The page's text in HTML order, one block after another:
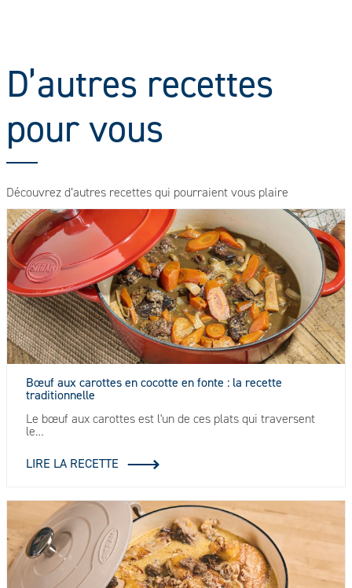
D’autres recettes
pour vous
Découvrez d’autres recettes qui pourraient vous plaire
Bœuf aux carottes en cocotte en fonte : la recette
traditionnelle
Le bœuf aux carottes est l'un de ces plats qui traversent
le…
LIRE LA RECETTE